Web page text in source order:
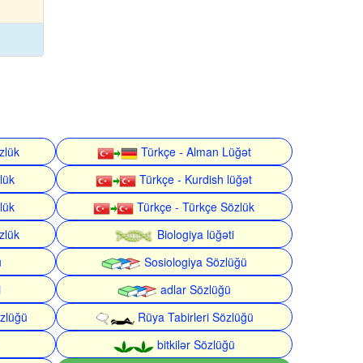
Türkçe - Alman Lüğət
Türkçe - Kurdish lüğət
Türkçe - Türkçe Sözlük
Biologiya lüğəti
Sosiologiya Sözlüğü
adlar Sözlüğü
Rüya Tabirleri Sözlüğü
bitkilər Sözlüğü